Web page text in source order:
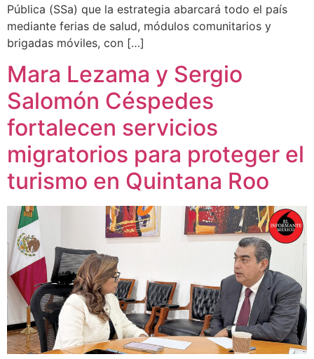
Pública (SSa) que la estrategia abarcará todo el país
mediante ferias de salud, módulos comunitarios y
brigadas móviles, con […]
Mara Lezama y Sergio
Salomón Céspedes
fortalecen servicios
migratorios para proteger el
turismo en Quintana Roo